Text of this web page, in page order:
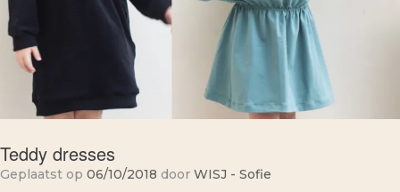
Teddy dresses
Geplaatst op 06/10/2018 door WISJ - Sofie